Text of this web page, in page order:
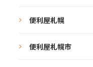
便利屋札幌
便利屋札幌市